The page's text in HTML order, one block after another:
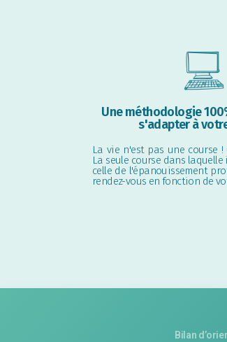
Une méthodologie
s'adapter à
La vie n'est pas une course !
La seule course dans
celle de l'épanouissement
rendez-vous en fonction de
Bilan